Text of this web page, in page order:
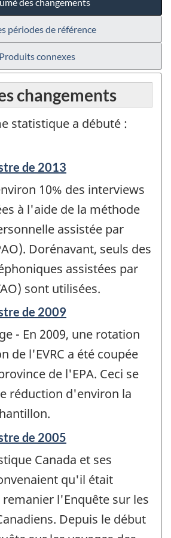
périodes de référence
Produits connexes
changements
statistique a débuté :
de 2013
10% des interviews
à l'aide de la méthode
assistée par
Dorénavant, seuls des
assistées par
sont utilisées.
de 2009
- En 2009, une rotation
de l'EVRC a été coupée
de l'EPA. Ceci se
réduction d'environ la
de 2005
Canada et ses
qu'il était
remanier l'Enquête sur les
Depuis le début